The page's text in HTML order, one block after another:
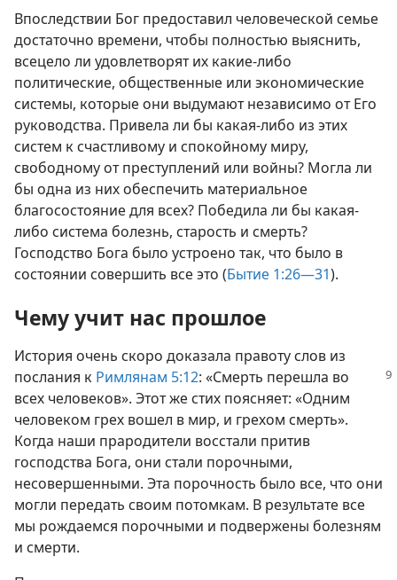
Впоследствии Бог предоставил человеческой семье
достаточно времени, чтобы полностью выяснить,
всецело ли удовлетворят их какие-либо
политические, общественные или экономические
системы, которые они выдумают независимо от Его
руководства. Привела ли бы какая-либо из этих
систем к счастливому и спокойному миру,
свободному от преступлений или войны? Могла ли
бы одна из них обеспечить материальное
благосостояние для всех? Победила ли бы какая-
либо система болезнь, старость и смерть?
Господство Бога было устроено так, что было в
состоянии совершить все это (Бытие 1:26—31).
Чему учит нас прошлое
История очень скоро доказала правоту слов из
послания к Римлянам 5:12: «Смерть перешла во
всех человеков». Этот же стих поясняет: «Одним
человеком грех вошел в мир, и грехом смерть».
Когда наши прародители восстали притив
господства Бога, они стали порочными,
несовершенными. Эта порочность было все, что они
могли передать своим потомкам. В результате все
мы рождаемся порочными и подвержены болезням
и смерти.